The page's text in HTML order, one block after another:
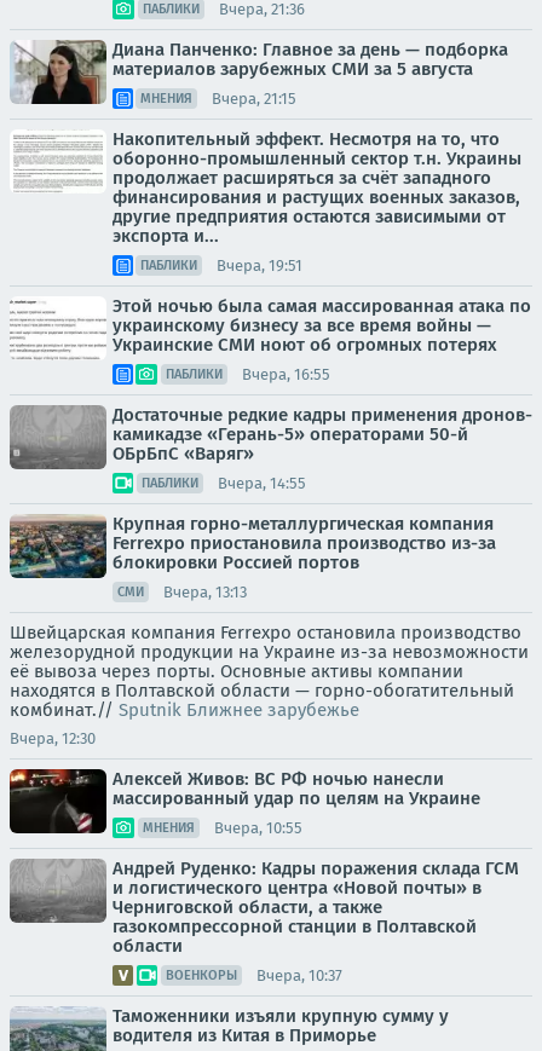
ПАБЛИКИ Вчера, 21:36
Диана Панченко: Главное за день — подборка
материалов зарубежных СМИ за 5 августа
МНЕНИЯ Вчера, 21:15
Накопительный эффект. Несмотря на то, что
оборонно-промышленный сектор т.н. Украины
продолжает расширяться за счёт западного
финансирования и растущих военных заказов,
другие предприятия остаются зависимыми от
экспорта и...
ПАБЛИКИ Вчера, 19:51
Этой ночью была самая массированная атака по
украинскому бизнесу за все время войны —
Украинские СМИ ноют об огромных потерях
ПАБЛИКИ Вчера, 16:55
Достаточные редкие кадры применения дронов-
камикадзе «Герань-5» операторами 50-й
ОБрБпС «Варяг»
ПАБЛИКИ Вчера, 14:55
Крупная горно-металлургическая компания
Ferrexpo приостановила производство из-за
блокировки Россией портов
СМИ Вчера, 13:13
Швейцарская компания Ferrexpo остановила производство
железорудной продукции на Украине из-за невозможности
её вывоза через порты. Основные активы компании
находятся в Полтавской области — горно-обогатительный
комбинат.// Sputnik Ближнее зарубежье
Вчера, 12:30
Алексей Живов: ВС РФ ночью нанесли
массированный удар по целям на Украине
МНЕНИЯ Вчера, 10:55
Андрей Руденко: Кадры поражения склада ГСМ
и логистического центра «Новой почты» в
Черниговской области, а также
газокомпрессорной станции в Полтавской
области
ВОЕНКОРЫ Вчера, 10:37
Таможенники изъяли крупную сумму у
водителя из Китая в Приморье